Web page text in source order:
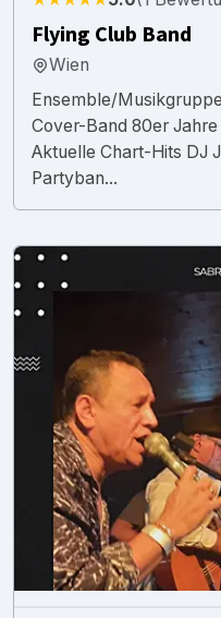
Flying Club Band
Wien
Ensemble/
Cover-Band 80er
Aktuelle Chart-Hits DJ
Partyban...